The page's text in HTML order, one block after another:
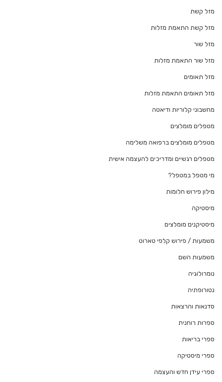
מזל קשת
מזל קשת התאמת מזלות
מזל שור
מזל שור התאמת מזלות
מזל תאומים
מזל תאומים התאמת מזלות
מחשבוני קלוריות ודיאטה
מטפלים מומלצים
מטפלים מומלצים ברפואה משלימה
מטפלים רגשיים ומדריכים להעצמה אישית
מי מטפל במטפל?
מילון פירוש חלומות
מיסטיקה
מיסטיקנים מומלצים
משמעות / פירוש קלפי טארוט
משמעות השם
נומרולוגיה
נטורופתיה
סדנאות והרצאות
ספרות רוחנית
ספרי בריאות
ספרי מיסטיקה
ספרי עידן חדש והעצמה